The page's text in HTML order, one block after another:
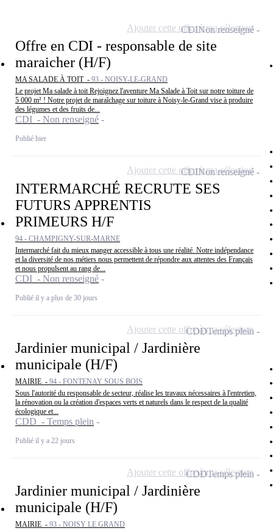
Offre en CDI - responsable de site
maraicher (H/F)
MA SALADE À TOIT - 93 - NOISY-LE-GRAND
Le projet Ma salade à toit Rejoignez l'aventure Ma Salade à Toit sur notre toiture de
5 000 m² ! Notre projet de maraîchage sur toiture à Noisy-le-Grand vise à produire
des légumes et des fruits de...
CDI - Non renseigné
Publié hier
CDINon renseigné
Ajouter cette offre à ma sélection
INTERMARCHÉ RECRUTE SES
FUTURS APPRENTIS
PRIMEURS H/F
94 - CHAMPIGNY-SUR-MARNE
Intermarché fait du mieux manger accessible à tous une réalité. Notre indépendance
et la diversité de nos métiers nous permettent de répondre aux attentes des Français
et nous propulsent au rang de...
CDI - Non renseigné
Publié il y a plus de 30 jours
CDINon renseigné
Ajouter cette offre à ma sélection
Jardinier municipal / Jardinière
municipale (H/F)
MAIRIE - 94 - FONTENAY SOUS BOIS
Sous l'autorité du responsable de secteur, réalise les travaux nécessaires à l'entretien,
la rénovation ou la création d'espaces verts et naturels dans le respect de la qualité
écologique et...
CDD - Temps plein
Publié il y a 22 jours
CDDTemps plein
Ajouter cette offre à ma sélection
Jardinier municipal / Jardinière
municipale (H/F)
MAIRIE - 93 - NOISY LE GRAND
CDDTemps plein
Ajouter cette offre à ma sélection